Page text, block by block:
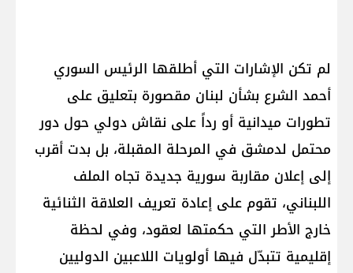
لم تكن الإشارات التي أطلقها الرئيس السوري
أحمد الشرع بشأن لبنان مقصورة بتعليق على
تطورات ميدانية أو رداً على نقاش دولي حول دور
محتمل لدمشق في المرحلة المقبلة، بل بدت أقرب
إلى إعلان مقاربة سورية جديدة تجاه الملف
اللبناني، تقوم على إعادة تعريف العلاقة الثنائية
خارج الأطر التي حكمتها لعقود، وفي لحظة
إقليمية تتبدّل فيها أولويات اللاعبين الدوليين